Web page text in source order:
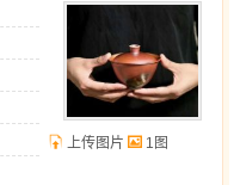
上传图片 1图